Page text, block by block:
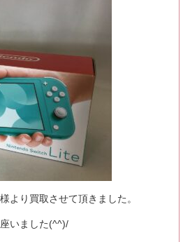
より買取させて頂きました。
いました(^^)/